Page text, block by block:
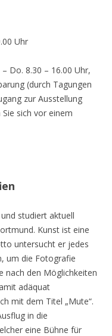
Uhr
Do. 8.30 – 16.00 Uhr,
(durch Tagungen
zur Ausstellung
sich vor einem
studiert aktuell
Kunst ist eine
untersucht er jedes
um die Fotografie
nach den Möglichkeiten
adäquat
mit dem Titel „Mute“.
in die
eine Bühne für